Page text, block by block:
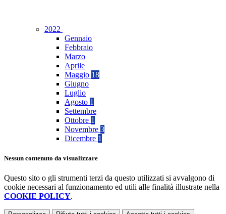
2022
Gennaio
Febbraio
Marzo
Aprile
Maggio 18
Giugno
Luglio
Agosto 1
Settembre
Ottobre 1
Novembre 3
Dicembre 1
Nessun contenuto da visualizzare
Questo sito o gli strumenti terzi da questo utilizzati si avvalgono di
cookie necessari al funzionamento ed utili alle finalità illustrate nella
COOKIE POLICY.